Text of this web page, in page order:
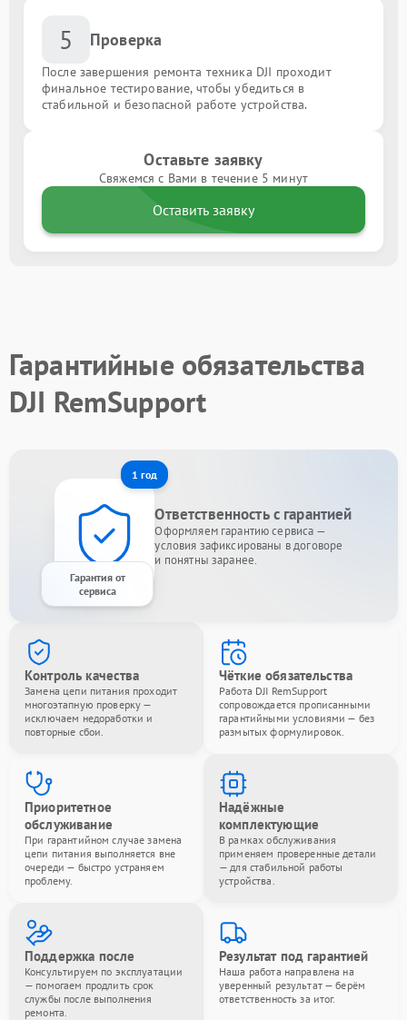
5 Проверка
После завершения ремонта техника DJI проходит
финальное тестирование, чтобы убедиться в
стабильной и безопасной работе устройства.
Оставьте заявку
Свяжемся с Вами в течение 5 минут
Оставить заявку
Гарантийные обязательства
DJI RemSupport
1 год
Гарантия от
сервиса
Ответственность с гарантией
Оформляем гарантию сервиса —
условия зафиксированы в договоре
и понятны заранее.
Контроль качества
Замена цепи питания проходит
многоэтапную проверку —
исключаем недоработки и
повторные сбои.
Чёткие обязательства
Работа DJI RemSupport
сопровождается прописанными
гарантийными условиями — без
размытых формулировок.
Приоритетное
обслуживание
При гарантийном случае замена
цепи питания выполняется вне
очереди — быстро устраняем
проблему.
Надёжные
комплектующие
В рамках обслуживания
применяем проверенные детали
— для стабильной работы
устройства.
Поддержка после
Консультируем по эксплуатации
— помогаем продлить срок
службы после выполнения
ремонта.
Результат под гарантией
Наша работа направлена на
уверенный результат — берём
ответственность за итог.